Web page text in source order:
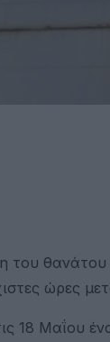
του
ώρες
18 Μαΐου